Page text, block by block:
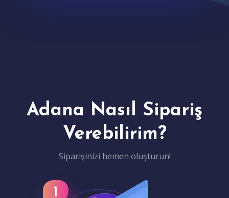
Adana Nasıl Sipariş
Verebilirim?
Siparişinizi hemen oluşturun!